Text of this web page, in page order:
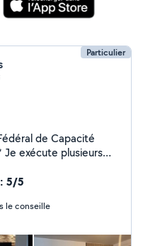
Particulier
de Capacité
pour tv * Fixation
5/5
le conseille